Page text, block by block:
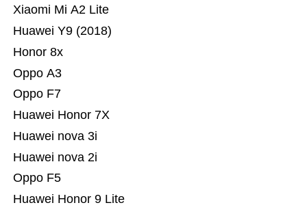
Huawei Honor 9 Lite
Oppo F5
Huawei nova 2i
Huawei nova 3i
Huawei Honor 7X
Oppo F7
Oppo A3
Honor 8x
Huawei Y9 (2018)
Xiaomi Mi A2 Lite